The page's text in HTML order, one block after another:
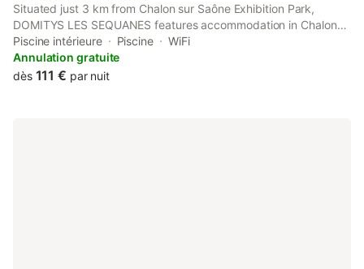
Situated just 3 km from Chalon sur Saône Exhibition Park,
DOMITYS LES SEQUANES features accommodation in Chalon-
sur-Saône with access to an indoor pool, a garden, as well as a
24-hour front desk. A sauna is available for guests.
Piscine intérieure Piscine
WiFi
Annulation gratuite
dès 111 € par nuit